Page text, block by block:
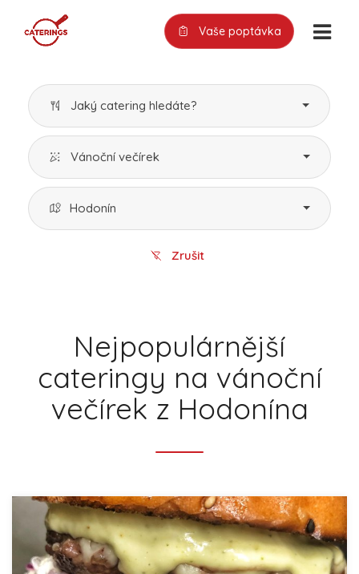
Vaše poptávka
Jaký catering hledáte?
Vánoční večírek
Hodonín
Zrušit
Nejpopulárnější
cateringy na vánoční
večírek z Hodonína